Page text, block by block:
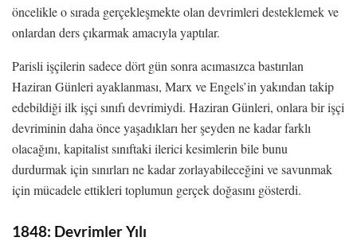
öncelikle o sırada gerçekleşmekte olan devrimleri desteklemek ve
onlardan ders çıkarmak amacıyla yaptılar.
Parisli işçilerin sadece dört gün sonra acımasızca bastırılan
Haziran Günleri ayaklanması, Marx ve Engels’in yakından takip
edebildiği ilk işçi sınıfı devrimiydi. Haziran Günleri, onlara bir işçi
devriminin daha önce yaşadıkları her şeyden ne kadar farklı
olacağını, kapitalist sınıftaki ilerici kesimlerin bile bunu
durdurmak için sınırları ne kadar zorlayabileceğini ve savunmak
için mücadele ettikleri toplumun gerçek doğasını gösterdi.
1848: Devrimler Yılı